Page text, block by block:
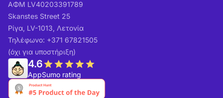
ΑΦΜ LV40203391789
Skanstes Street 25
Ρίγα, LV-1013, Λετονία
Τηλέφωνο: +371 67821505
(όχι για υποστήριξη)
4.6
AppSumo rating